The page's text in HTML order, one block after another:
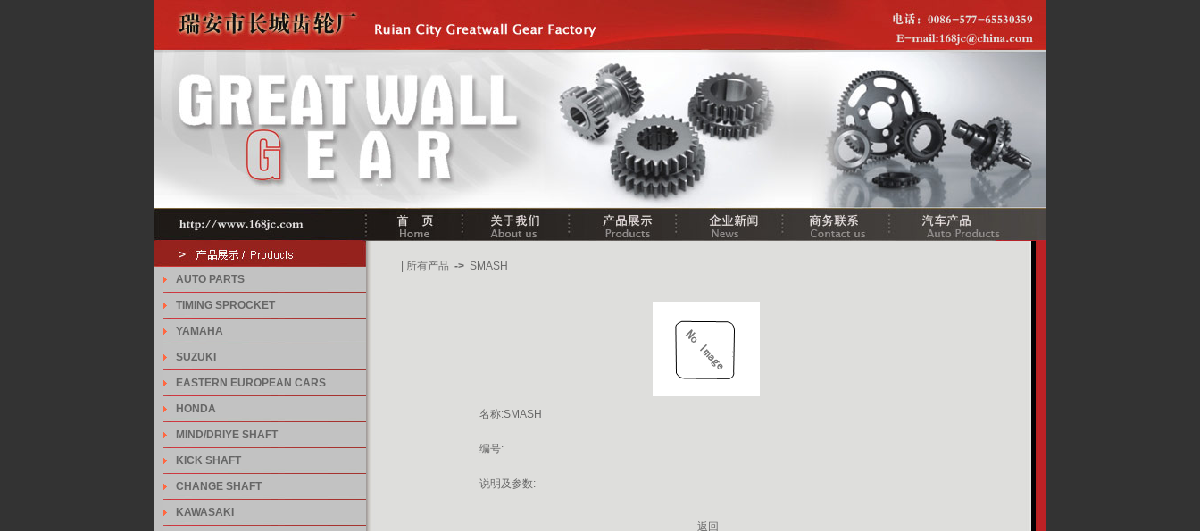
AUTO PARTS
TIMING SPROCKET
YAMAHA
SUZUKI
EASTERN EUROPEAN CARS
HONDA
MIND/DRIYE SHAFT
KICK SHAFT
CHANGE SHAFT
KAWASAKI
| 所有产品 -> SMASH
名称:SMASH
编号:
说明及参数:
返回